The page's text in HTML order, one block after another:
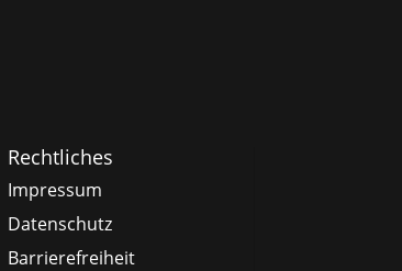
Rechtliches
Impressum
Datenschutz
Barrierefreiheit